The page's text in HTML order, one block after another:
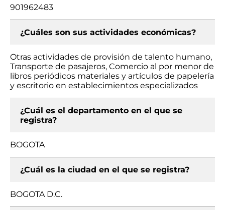
901962483
¿Cuáles son sus actividades económicas?
Otras actividades de provisión de talento humano,
Transporte de pasajeros, Comercio al por menor de
libros periódicos materiales y artículos de papelería
y escritorio en establecimientos especializados
¿Cuál es el departamento en el que se
registra?
BOGOTA
¿Cuál es la ciudad en el que se registra?
BOGOTA D.C.